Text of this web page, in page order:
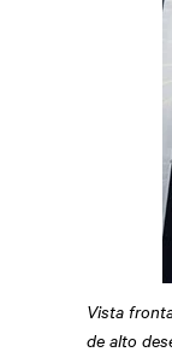
Vista
de alto